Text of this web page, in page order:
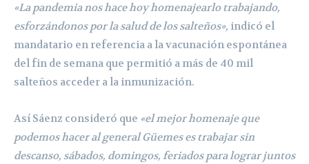
«La pandemia nos hace hoy homenajearlo trabajando,
esforzándonos por la salud de los salteños», indicó el
mandatario en referencia a la vacunación espontánea
del fin de semana que permitió a más de 40 mil
salteños acceder a la inmunización.
Así Sáenz consideró que «el mejor homenaje que
podemos hacer al general Güemes es trabajar sin
descanso, sábados, domingos, feriados para lograr juntos